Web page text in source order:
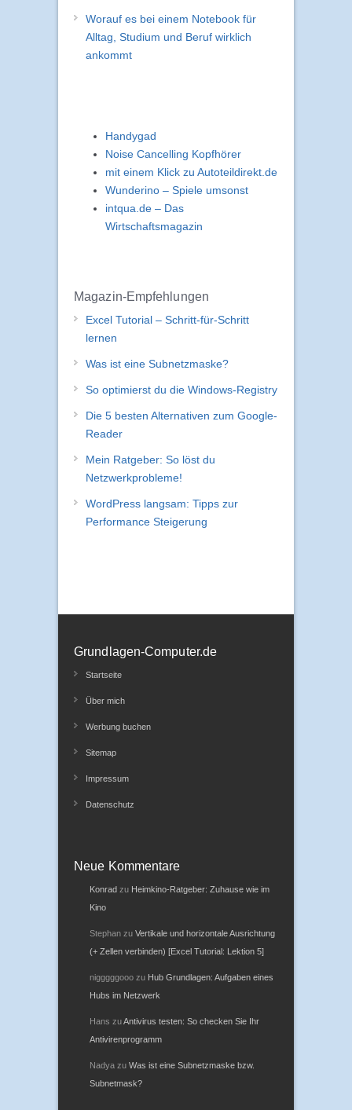
Worauf es bei einem Notebook für
Alltag, Studium und Beruf wirklich
ankommt
Handygad
Noise Cancelling Kopfhörer
mit einem Klick zu Autoteildirekt.de
Wunderino – Spiele umsonst
intqua.de – Das
Wirtschaftsmagazin
Magazin-Empfehlungen
Excel Tutorial – Schritt-für-Schritt
lernen
Was ist eine Subnetzmaske?
So optimierst du die Windows-Registry
Die 5 besten Alternativen zum Google-
Reader
Mein Ratgeber: So löst du
Netzwerkprobleme!
WordPress langsam: Tipps zur
Performance Steigerung
Grundlagen-Computer.de
Startseite
Über mich
Werbung buchen
Sitemap
Impressum
Datenschutz
Neue Kommentare
Konrad zu Heimkino-Ratgeber: Zuhause wie im
Kino
Stephan zu Vertikale und horizontale Ausrichtung
(+ Zellen verbinden) [Excel Tutorial: Lektion 5]
nigggggooo zu Hub Grundlagen: Aufgaben eines
Hubs im Netzwerk
Hans zuAntivirus testen: So checken Sie Ihr
Antivirenprogramm
Nadya zu Was ist eine Subnetzmaske bzw.
Subnetmask?